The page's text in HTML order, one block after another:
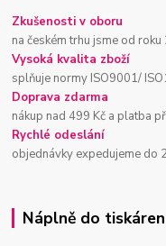
Zkušenosti v oboru
na českém trhu jsme od roku
Vysoká kvalita zboží
splňuje normy ISO9001/
Doprava zdarma
nákup nad 499 Kč a platba
Rychlé odeslání
objednávky expedujeme do
Náplně do tiskáren